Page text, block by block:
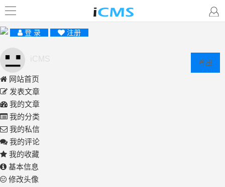
登 录 注册
登出
网站首页
发表文章
我的文章
我的分类
我的私信
我的评论
我的收藏
基本信息
修改头像